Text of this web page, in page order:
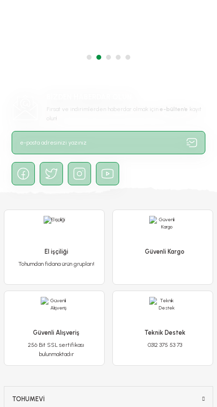
Fırsat ve indirimlerden haberdar olmak için e-bülten’e kayıt
olun!
El işçiliği
Tohumdan fidana ürün grupları!
Güvenli Kargo
Güvenli Alışveriş
256 Bit SSL sertifikası
bulunmaktadır
Teknik Destek
0312 375 53 73
TOHUMEVİ